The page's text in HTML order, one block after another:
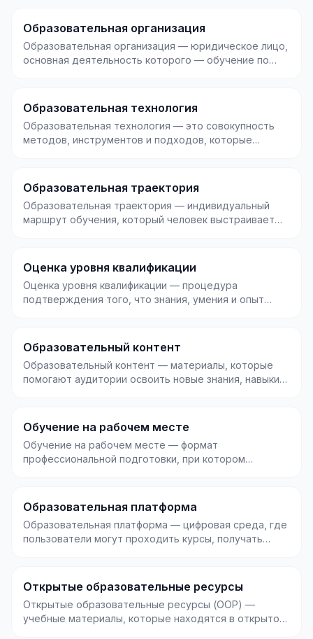
Образовательная организация
Образовательная организация — юридическое лицо,
основная деятельность которого — обучение по
Образовательная технология
Образовательная технология — это совокупность
методов, инструментов и подходов, которые
Образовательная траектория
Образовательная траектория — индивидуальный
маршрут обучения, который человек выстраивает
Оценка уровня квалификации
Оценка уровня квалификации — процедура
подтверждения того, что знания, умения и опыт
Образовательный контент
Образовательный контент — материалы, которые
помогают аудитории освоить новые знания, навыки
Обучение на рабочем месте
Обучение на рабочем месте — формат
профессиональной подготовки, при котором
Образовательная платформа
Образовательная платформа — цифровая среда, где
пользователи могут проходить курсы, получать
Открытые образовательные ресурсы
Открытые образовательные ресурсы (ООР) —
учебные материалы, которые находятся в открытом